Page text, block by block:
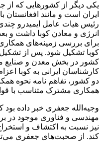
یکی دیگر از کشورهایی که
ایران است و مانند
رئیس هیات عامل ایمیدرو
انرژی و معادن کوبا داشت و
برای بررسی زمینه‌های
کوبا تشکیل شود. پس از
کشور در بخش معدن و صنایع
کارشناسان ایرانی به کوبا
دو کشور، تفاهم نامه نحوه
همکاری مشترک متناسب با
وجیه‌‌‌الله جعفری خبر داده
مهندسی و فناوری موجود در
نیز نسبت به اکتشاف و
کند. از صحبت‌‌‌های جعفری